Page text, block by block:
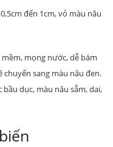
đến 1cm, vỏ màu nâu
mọng nước, dễ bám
chuyển sang màu nâu đen.
dục, màu nâu sẫm, dai,